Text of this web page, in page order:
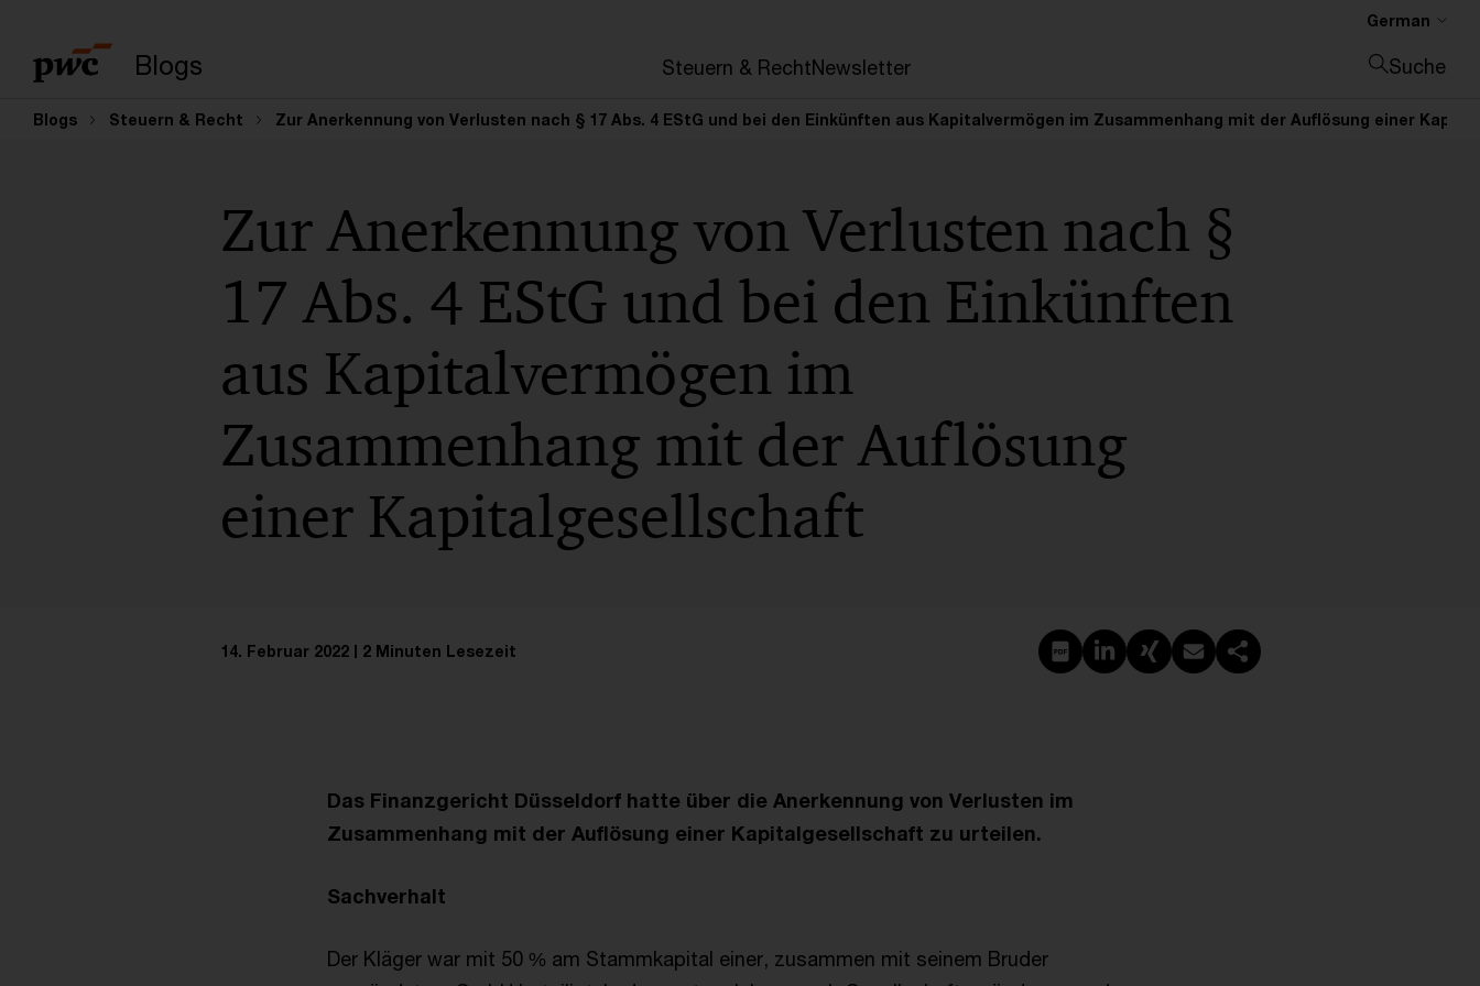
Blogs Steuern & RechtNewsletter
German
Suche
Blogs Steuern & Recht Zur Anerkennung von Verlusten nach § 17 Abs. 4 EStG und bei den Einkünften aus Kapitalvermögen im Zusammenhang mit der Auflösung einer
Zur Anerkennung von Verlusten nach §
17 Abs. 4 EStG und bei den Einkünften
aus Kapitalvermögen im
Zusammenhang mit der Auflösung
einer Kapitalgesellschaft
14. Februar 2022 2 Minuten Lesezeit PDF erstellen
Auf LinkedIn teilen
Auf Xing teilen
Per E-Mail teilen
Link kopieren
Das Finanzgericht Düsseldorf hatte über die Anerkennung von Verlusten im
Zusammenhang mit der Auflösung einer Kapitalgesellschaft zu urteilen.
Sachverhalt
Der Kläger war mit 50 % am Stammkapital einer, zusammen mit seinem Bruder